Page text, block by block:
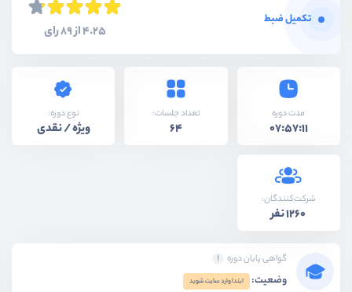
تکمیل ضبط
4.25 از 89 رای
مدت دوره
07:57:11
تعداد جلسات:
64
نوع دوره:
ویژه / نقدی
شرکت‌کنندگان:
1260 نفر
گواهی پایان دوره
وضعیت: ابتدا وارد سایت شوید